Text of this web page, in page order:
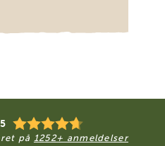
på 1252+ anmeldelser